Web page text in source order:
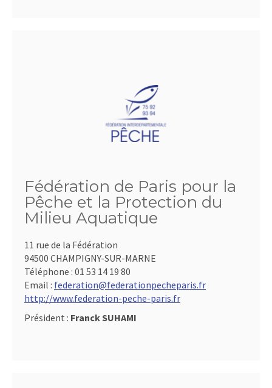
Fédération de Paris pour la
Pêche et la Protection du
Milieu Aquatique
11 rue de la Fédération
94500 CHAMPIGNY-SUR-MARNE
Téléphone : 01 53 14 19 80
Email : federation@federationpecheparis.fr
http://www.federation-peche-paris.fr
Président : Franck SUHAMI